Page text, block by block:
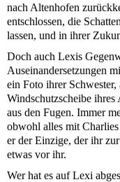
nach Altenhofen
entschlossen, die
lassen, und in ihrer
Doch auch Lexis
Auseinandersetzungen
ein Foto ihrer Schwester,
Windschutzscheibe
aus den Fugen. Immer
obwohl alles mit
er der Einzige, der ihr
etwas vor ihr.
Wer hat es auf Lexi